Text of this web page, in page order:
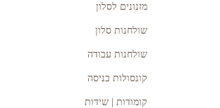
מזנונים לסלון
שולחנות סלון
שולחנות עבודה
קונסולות כניסה
קומודות | שידות